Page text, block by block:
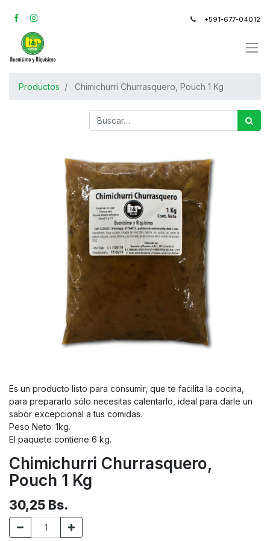
+591-677-04012
Productos Chimichurri Churrasquero, Pouch 1 Kg
Es un producto listo para consumir, que te facilita la cocina,
para prepararlo sólo necesitas calentarlo, ideal para darle un
sabor excepcional a tus comidas.
Peso Neto: 1kg.
El paquete contiene 6 kg.
Chimichurri Churrasquero,
Pouch 1 Kg
30,25 Bs.